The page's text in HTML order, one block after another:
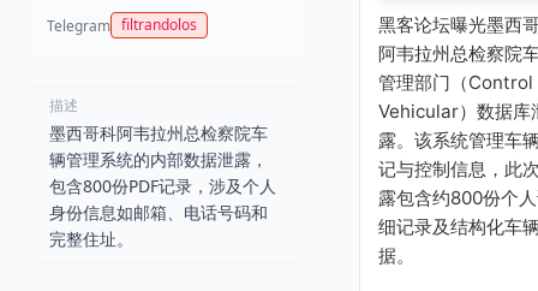
Telegram filtrandolos
描述
墨西哥科阿韦拉州总检察院车
辆管理系统的内部数据泄露，
包含800份PDF记录，涉及个人
身份信息如邮箱、电话号码和
完整住址。
黑客论坛曝光墨西
阿韦拉州总检察院
管理部门（Control
Vehicular）数据库
露。该系统管理车
记与控制信息，此
露包含约800份个
细记录及结构化车
据。